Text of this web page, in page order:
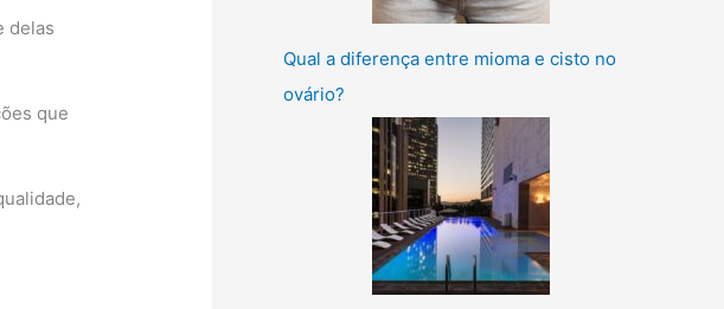
delas
que
Qual a diferença entre mioma e cisto no
ovário?